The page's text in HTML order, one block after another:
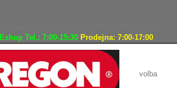
Eshop Tel.: 7:00-15:30 Prodejna: 7:00-17:00
volba